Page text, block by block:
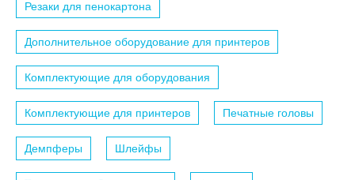
Резаки для пенокартона
Дополнительное оборудование для принтеров
Комплектующие для оборудования
Комплектующие для принтеров Печатные головы
Демпферы Шлейфы